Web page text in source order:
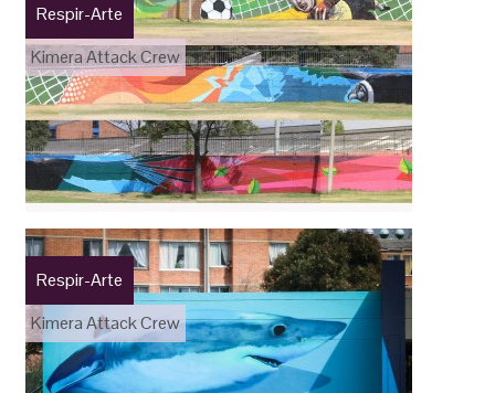
Respir-Arte
Kimera Attack Crew
Respir-Arte
Kimera Attack Crew